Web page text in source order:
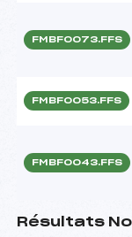
FMBF0073.FFS
FMBF0053.FFS
FMBF0043.FFS
Résultats